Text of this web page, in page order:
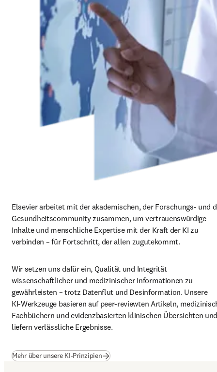
Elsevier arbeitet mit der akademischen, der Forschungs- und
Gesundheitscommunity zusammen, um vertrauenswürdige
Inhalte und menschliche Expertise mit der Kraft der KI zu
verbinden – für Fortschritt, der allen zugutekommt.
Wir setzen uns dafür ein, Qualität und Integrität
wissenschaftlicher und medizinischer Informationen zu
gewährleisten – trotz Datenflut und Desinformation. Unsere
KI‑Werkzeuge basieren auf peer‑reviewten Artikeln,
Fachbüchern und evidenzbasierten klinischen Übersichten
liefern verlässliche Ergebnisse.
Mehr über unsere KI‑Prinzipien